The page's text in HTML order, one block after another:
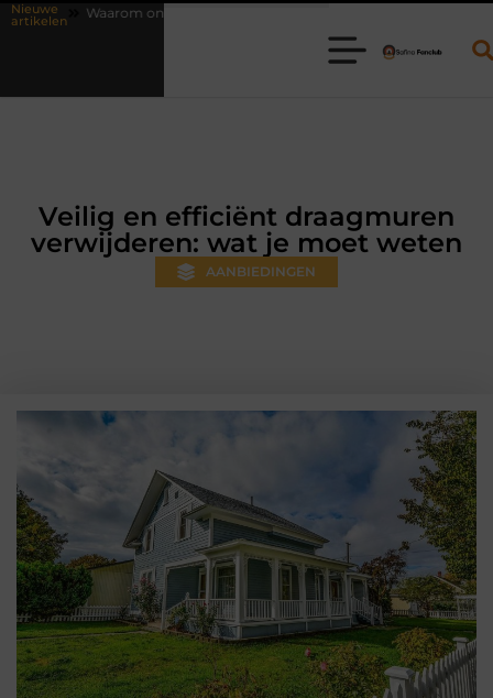
Nieuwe
artikelen
vlees bestellen steeds gewoner wordt
Veilig en efficiënt draagmuren
verwijderen: wat je moet weten
AANBIEDINGEN